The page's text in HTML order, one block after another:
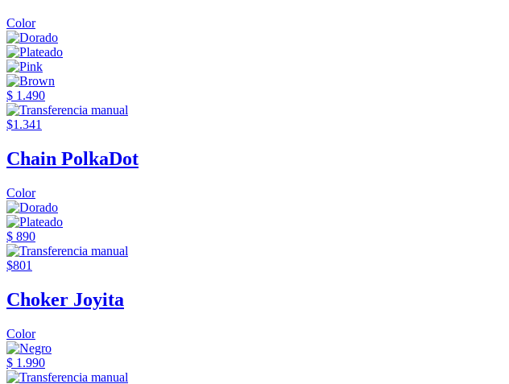
Color
$ 1.490
$1.341
Chain PolkaDot
Color
$ 890
$801
Choker Joyita
Color
$ 1.990